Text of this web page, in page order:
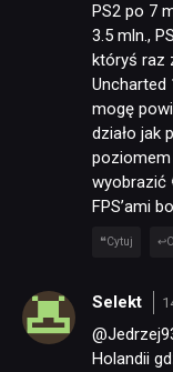
PS2 po 7
3.5 mln.,
któryś raz
Uncharted
mogę
działo jak
wyobrazić
FPS’ami
Cytuj
Selekt
Holandii